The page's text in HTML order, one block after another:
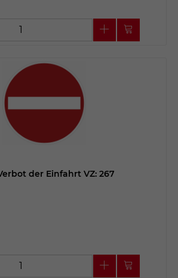
der Einfahrt VZ: 267